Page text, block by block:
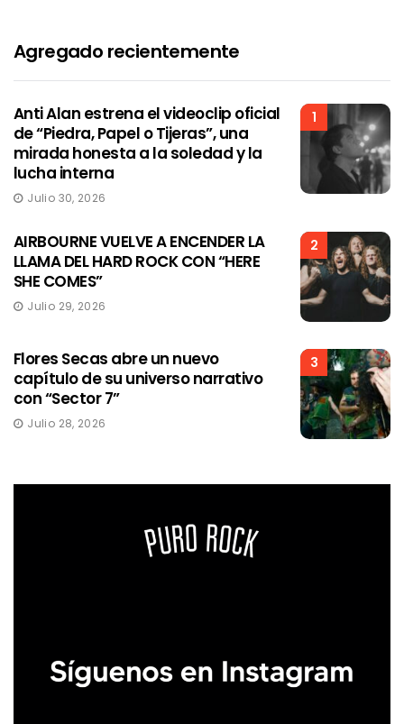
Agregado recientemente
1
Anti Alan estrena el videoclip oficial
de “Piedra, Papel o Tijeras”, una
mirada honesta a la soledad y la
lucha interna
Julio 30, 2026
2
AIRBOURNE VUELVE A ENCENDER LA
LLAMA DEL HARD ROCK CON “HERE
SHE COMES”
Julio 29, 2026
3
Flores Secas abre un nuevo
capítulo de su universo narrativo
con “Sector 7”
Julio 28, 2026